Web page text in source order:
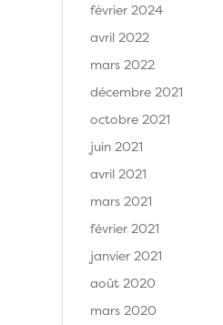
février 2024
avril 2022
mars 2022
décembre 2021
octobre 2021
juin 2021
avril 2021
mars 2021
février 2021
janvier 2021
août 2020
mars 2020